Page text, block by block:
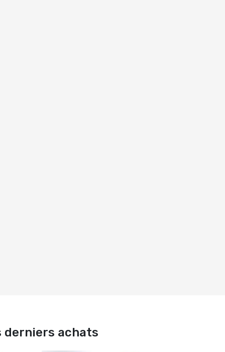
derniers achats